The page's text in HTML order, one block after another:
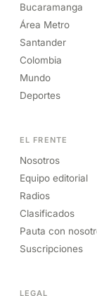
Bucaramanga
Área Metro
Santander
Colombia
Mundo
Deportes
EL FRENTE
Nosotros
Equipo editorial
Radios
Clasificados
Pauta con
Suscripciones
LEGAL